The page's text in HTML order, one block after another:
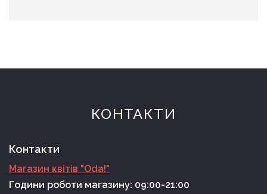
КОНТАКТИ
Контакти
Магазин квітів "Oda!"
Години роботи магазину: 09:00-21:00